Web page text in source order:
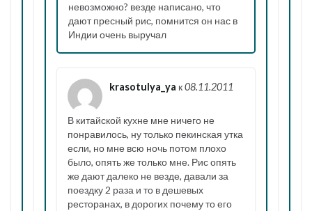
невозможно? везде написано, что
дают пресный рис, помнится он нас в
Индии очень выручал
krasotulya_ya к08.11.2011
В китайской кухне мне ничего не
понравилось, ну только пекинская утка
если, но мне всю ночь потом плохо
было, опять же только мне. Рис опять
же дают далеко не везде, давали за
поездку 2 раза и то в дешевых
ресторанах, в дорогих почему то его